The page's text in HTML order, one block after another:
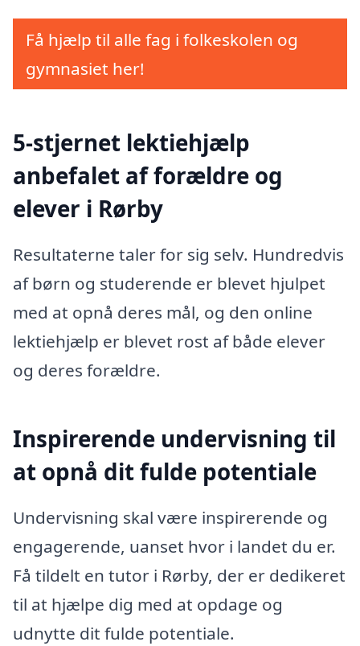
Få hjælp til alle fag i folkeskolen og
gymnasiet her!
5-stjernet lektiehjælp
anbefalet af forældre og
elever i Rørby
Resultaterne taler for sig selv. Hundredvis
af børn og studerende er blevet hjulpet
med at opnå deres mål, og den online
lektiehjælp er blevet rost af både elever
og deres forældre.
Inspirerende undervisning til
at opnå dit fulde potentiale
Undervisning skal være inspirerende og
engagerende, uanset hvor i landet du er.
Få tildelt en tutor i Rørby, der er dedikeret
til at hjælpe dig med at opdage og
udnytte dit fulde potentiale.